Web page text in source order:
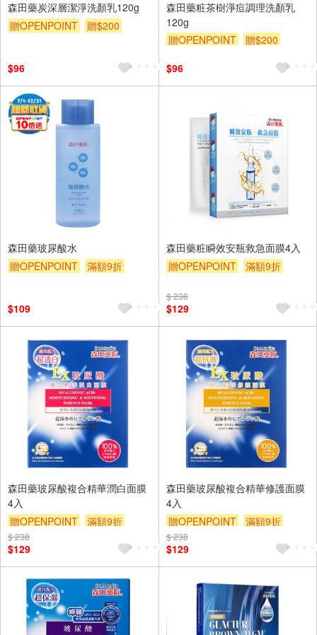
森田藥炭深層潔淨洗顏乳120g
贈OPENPOINT
贈$200
$96
森田藥粧茶樹淨痘調理洗顏乳
120g
贈OPENPOINT
贈$200
$96
森田藥玻尿酸水
贈OPENPOINT
滿額9折
$109
森田藥粧瞬效安瓶救急面膜4入
贈OPENPOINT
滿額9折
$ 238
$129
森田藥玻尿酸複合精華潤白面膜
4入
贈OPENPOINT
滿額9折
贈$200
$ 238
$129
森田藥玻尿酸複合精華修護面膜
4入
贈OPENPOINT
滿額9折
贈$200
$ 238
$129